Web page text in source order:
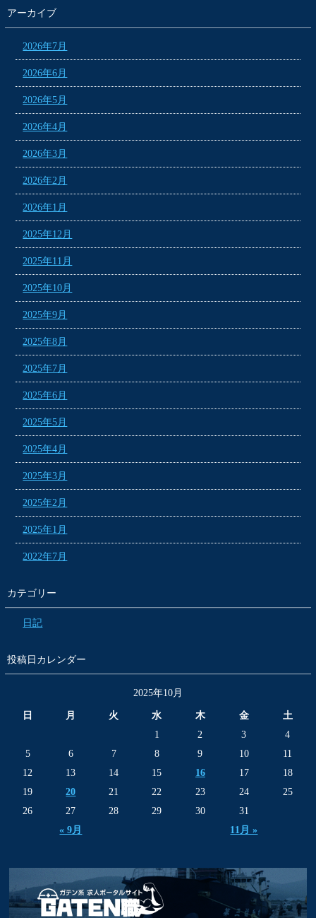
アーカイブ
2026年7月
2026年6月
2026年5月
2026年4月
2026年3月
2026年2月
2026年1月
2025年12月
2025年11月
2025年10月
2025年9月
2025年8月
2025年7月
2025年6月
2025年5月
2025年4月
2025年3月
2025年2月
2025年1月
2022年7月
カテゴリー
日記
投稿日カレンダー
2025年10月
日 月 火 水 木 金 土
« 9月 11月 »
1 2 3
4
5
6 7 8 9 10
11
12
13 14 15 16 17
18
19
20 21 22 23 24
25
26
27 28 29 30 31